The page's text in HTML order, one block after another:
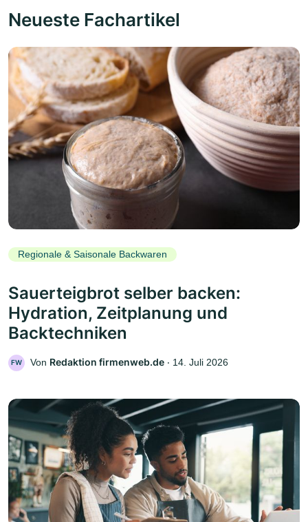
Neueste Fachartikel
Regionale & Saisonale Backwaren
Sauerteigbrot selber backen:
Hydration, Zeitplanung und
Backtechniken
FW Von Redaktion firmenweb.de ‧ 14. Juli 2026